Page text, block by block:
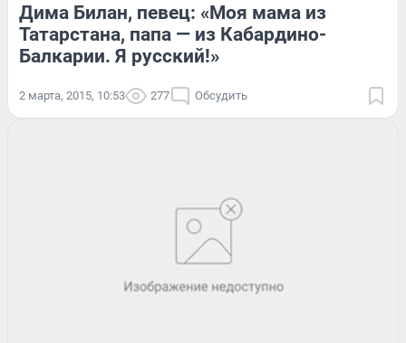
Дима Билан, певец: «Моя мама из
Татарстана, папа — из Кабардино-
Балкарии. Я русский!»
2 марта, 2015, 10:53 277 Обсудить